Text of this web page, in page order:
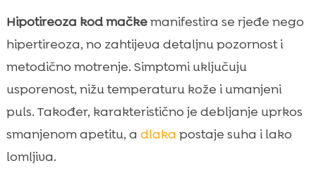
Hipotireoza kod mačkemanifestira se rjeđe nego
hipertireoza, no zahtijeva detaljnu pozornost i
metodično motrenje. Simptomi uključuju
usporenost, nižu temperaturu kože i umanjeni
puls. Također, karakteristično je debljanje uprkos
smanjenom apetitu, a dlaka postaje suha i lako
lomljiva.